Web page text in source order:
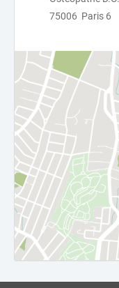
75006 Paris 6